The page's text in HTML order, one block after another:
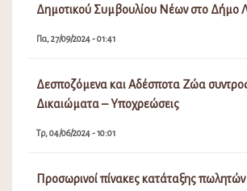
Δημοτικού Συμβουλίου Νέων στο Δήμο
Πα, 27/09/2024 - 01:41
Δεσποζόμενα και Αδέσποτα Ζώα
Δικαιώματα – Υποχρεώσεις
Τρ, 04/06/2024 - 10:01
Προσωρινοί πίνακες κατάταξης